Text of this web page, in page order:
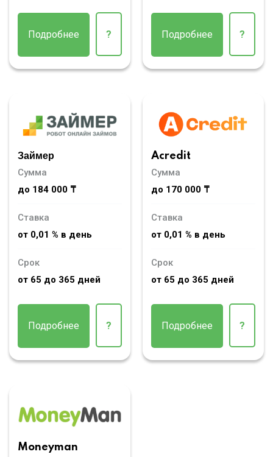
Подробнее ? Подробнее ?
Займер
Сумма
до 184 000 ₸
Ставка
от 0,01 % в день
Срок
от 65 до 365 дней
Подробнее ?
Acredit
Сумма
до 170 000 ₸
Ставка
от 0,01 % в день
Срок
от 65 до 365 дней
Подробнее ?
Moneyman